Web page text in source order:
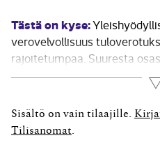
Tästä on kyse:
verovelvollisuus
rajoitetumpaa. Suuresta
yleishyödylliset yhteisöt
osa tuloista on normaalia
piirissä. Säännösten
yleishyödyllisten yhteisöjen
Sisältö on vain tilaajille.
Tilisanomat